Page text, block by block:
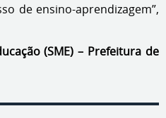
de ensino-aprendizagem”,
(SME) – Prefeitura de